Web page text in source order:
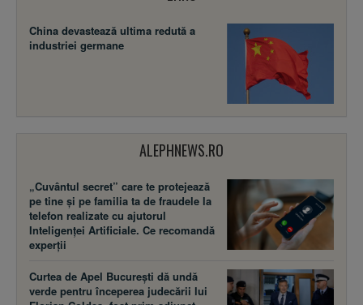
China devastează ultima redută a
industriei germane
ALEPHNEWS.RO
„Cuvântul secret” care te protejează
pe tine și pe familia ta de fraudele la
telefon realizate cu ajutorul
Inteligenței Artificiale. Ce recomandă
experții
Curtea de Apel București dă undă
verde pentru începerea judecării lui